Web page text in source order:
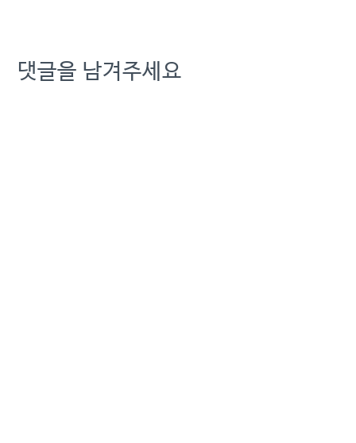
11-17 09:04:00
댓글을 남겨주세요